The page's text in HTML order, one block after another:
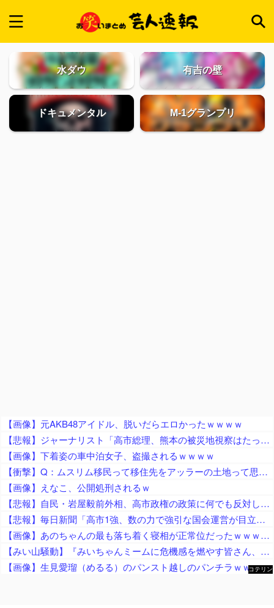
水ダウ 有吉の壁
ドキュメンタル M-1グランプリ
【画像】元AKB48アイドル、脱いだらエロかったｗｗｗｗ
【悲報】ジャーナリスト「高市総理、熊本の被災地視察はたったの3分！」 → ライブ動画で19分超の滞在が発覚 ｗｗｗｗｗｗｗｗｗｗｗｗｗｗｗ
【画像】下着姿の車中泊女子、盗撮されるｗｗｗｗ
【衝撃】Q：ムスリム移民って移住先をアッラーの土地って思ってるの？ → 衝撃の回答がコチラ → ｗｗｗｗｗｗｗｗｗｗｗｗｗｗ
【画像】えなこ、公開処刑されるｗ
【悲報】自民・岩屋毅前外相、高市政権の政策に何でも反対してしまう「ポピュリズムがー！立法事実がー！国民の総意がー！数の暴力がー！」ｗｗｗｗｗｗｗｗｗｗｗｗ
【悲報】毎日新聞「高市1強、数の力で強引な国会運営が目立つ！」→ 松井一郎氏「選挙で圧勝したから公約実現は当然でしょ？」ｗｗｗｗｗｗｗｗｗｗｗｗｗｗ
【画像】あのちゃんの最も落ち着く寝相が正常位だったｗｗｗｗｗｗｗｗｗｗｗｗｗｗｗｗｗｗｗｗｗｗｗｗｗｗｗｗｗｗｗｗｗｗｗｗ
【みい山騒動】『みいちゃんミームに危機感を燃やす皆さん、何故チー牛ミームに微温的だったの？フェミの男性揶揄を、なぜ諫めてくれなかった？』
【画像】生見愛瑠（めるる）のパンスト越しのパンチラｗｗｗｗｗ
コテリン